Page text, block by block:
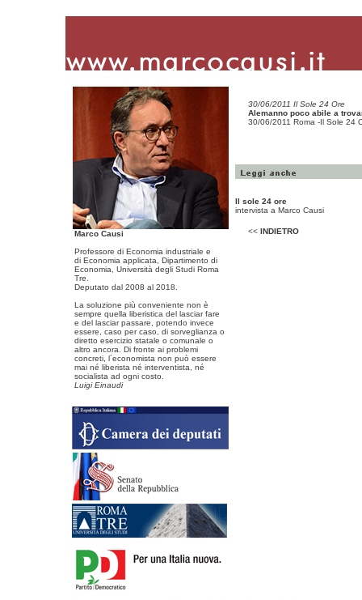
Marco Causi
Professore di Economia industriale e
di Economia applicata, Dipartimento di
Economia, Università degli Studi Roma
Tre.
Deputato dal 2008 al 2018.
La soluzione più conveniente non è
sempre quella liberistica del lasciar fare
e del lasciar passare, potendo invece
essere, caso per caso, di sorveglianza o
diretto esercizio statale o comunale o
altro ancora. Di fronte ai problemi
concreti, l´economista non può essere
mai né liberista né interventista, né
socialista ad ogni costo.
Luigi Einaudi
30/06/2011 Il Sole 24 Ore
Alemanno poco abile a
30/06/2011 Roma -Il Sole 24
Il sole 24 ore
intervista a Marco Causi
<< INDIETRO